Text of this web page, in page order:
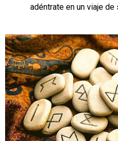
adéntrate en un viaje